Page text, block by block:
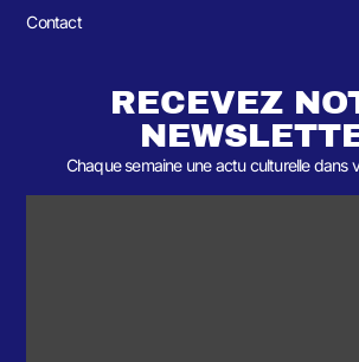
Contact
RECEVEZ
Chaque semaine une actu culturelle dans